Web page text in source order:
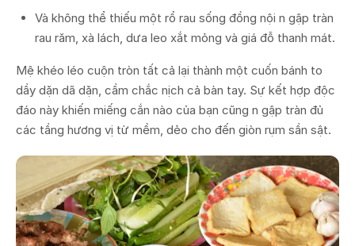
Và không thể thiếu một rổ rau sống đồng nội n gập tràn
rau răm, xà lách, dưa leo xắt mỏng và giá đỗ thanh mát.
Mệ khéo léo cuộn tròn tất cả lại thành một cuốn bánh to
dầy dặn dã dặn, cầm chắc nịch cả bàn tay. Sự kết hợp độc
đáo này khiến miếng cắn nào của bạn cũng n gập tràn đủ
các tầng hương vị từ mềm, dẻo cho đến giòn rụm sần sật.